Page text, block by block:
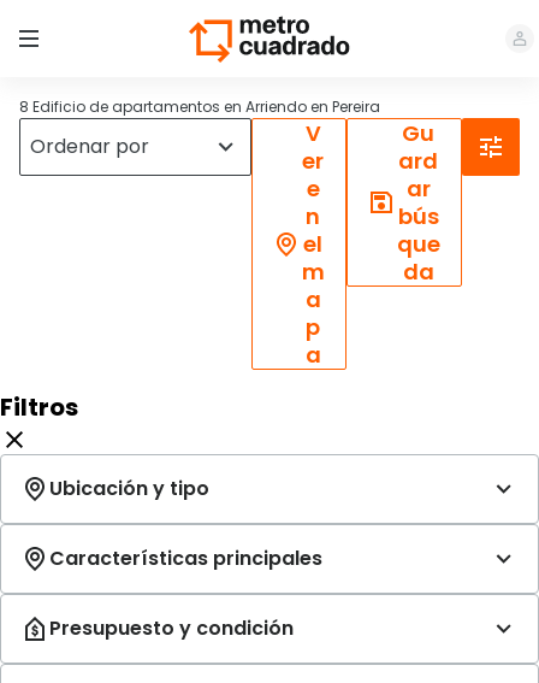
8 Edificio de apartamentos en Arriendo en Pereira
V
er
e
n
el
m
a
p
a
Gu
ard
ar
bús
que
da
Filtros